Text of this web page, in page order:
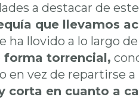
a destacar de
que llevamos
ha llovido a lo largo
forma torrencial,
en vez de repartirse
corta en cuanto a